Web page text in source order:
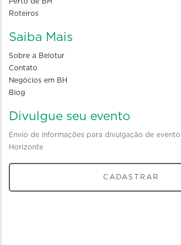
Roteiros
Saiba Mais
Sobre a Belotur
Contato
Negócios em BH
Blog
Divulgue seu evento
Envio de informações para divulgação de
Horizonte
CADASTRAR